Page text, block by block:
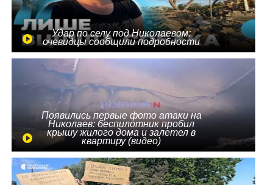
Удар по селу под Николаевом:
очевидцы сообщили подробности
Появились первые фото атаки на
Николаев: беспилотник пробил
крышу жилого дома и залетел в
квартиру (видео)